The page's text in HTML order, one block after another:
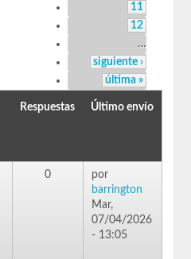
11
12
…
siguiente ›
última »
Respuestas Último envío
0
por
barrington
Mar,
07/04/2026
- 13:05